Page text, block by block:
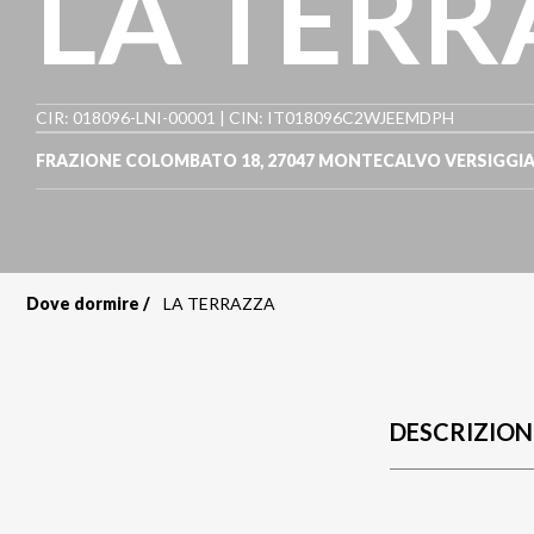
CIR: 018096-LNI-00001 | CIN: IT018096C2WJEEMDPH
FRAZIONE COLOMBATO 18, 27047 MONTECALVO VERSIGGIA
Dove dormire LA TERRAZZA